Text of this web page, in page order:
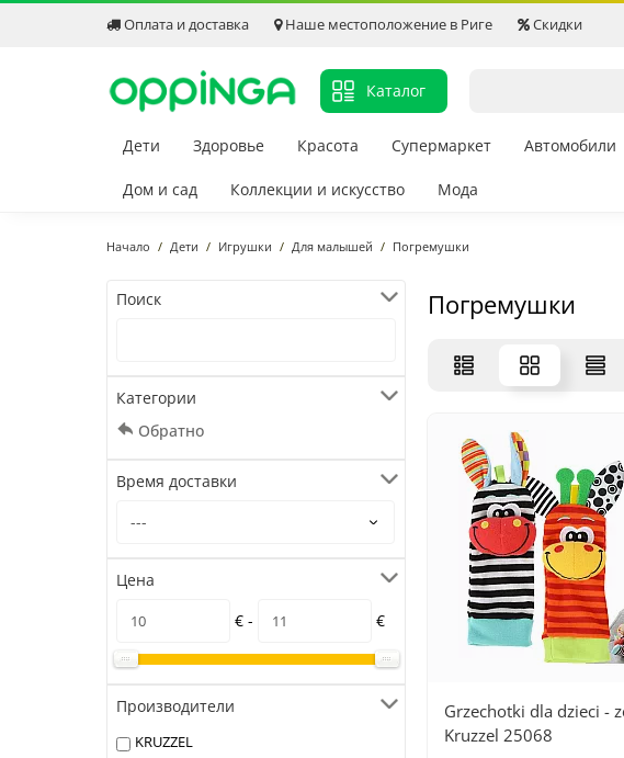
Оплата и доставка Наше местоположение в Риге Скидки
Каталог
Дети Здоровье Красота Супермаркет Автомобили
Дом и сад Коллекции и искусство Мода
Начало Дети Игрушки Для малышей Погремушки
Поиск
Категории
Обратно
Время доставки
Цена
€ -
€
Производители
KRUZZEL
Погремушки
Grzechotki dla dzieci -
Kruzzel 25068